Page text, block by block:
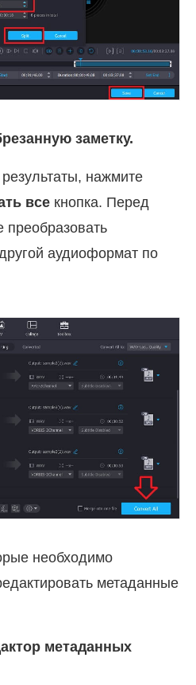
заметку.
нажмите
все кнопка. Перед
преобразовать
аудиоформат по
необходимо
метаданные
метаданных